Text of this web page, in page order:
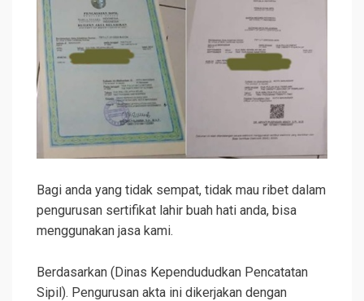
Bagi anda yang tidak sempat, tidak mau ribet dalam
pengurusan sertifikat lahir buah hati anda, bisa
menggunakan jasa kami.
Berdasarkan (Dinas Kependududkan Pencatatan
Sipil). Pengurusan akta ini dikerjakan dengan